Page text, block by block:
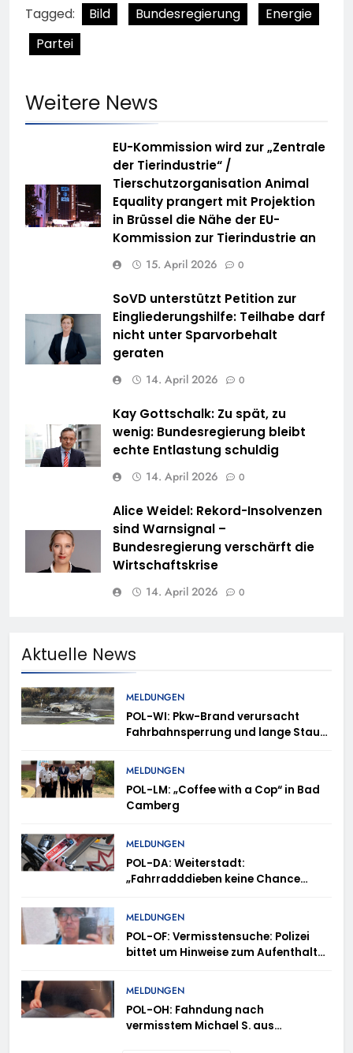
Tagged: Bild Bundesregierung
Energie
Partei
Weitere News
EU-Kommission wird zur „Zentrale
der Tierindustrie“ /
Tierschutzorganisation Animal
Equality prangert mit Projektion
in Brüssel die Nähe der EU-
Kommission zur Tierindustrie an
15. April 2026 0
SoVD unterstützt Petition zur
Eingliederungshilfe: Teilhabe darf
nicht unter Sparvorbehalt
geraten
14. April 2026 0
Kay Gottschalk: Zu spät, zu
wenig: Bundesregierung bleibt
echte Entlastung schuldig
14. April 2026 0
Alice Weidel: Rekord-Insolvenzen
sind Warnsignal –
Bundesregierung verschärft die
Wirtschaftskrise
14. April 2026 0
Aktuelle News
MELDUNGEN
POL-WI: Pkw-Brand verursacht
Fahrbahnsperrung und lange Staus
MELDUNGEN
POL-LM: „Coffee with a Cop“ in Bad
Camberg
MELDUNGEN
POL-DA: Weiterstadt:
„Fahrradddieben keine Chance
Anmeldung erforderlich
MELDUNGEN
POL-OF: Vermisstensuche: Polizei
bittet um Hinweise zum Aufenthalt
MELDUNGEN
POL-OH: Fahndung nach
vermisstem Michael S. aus